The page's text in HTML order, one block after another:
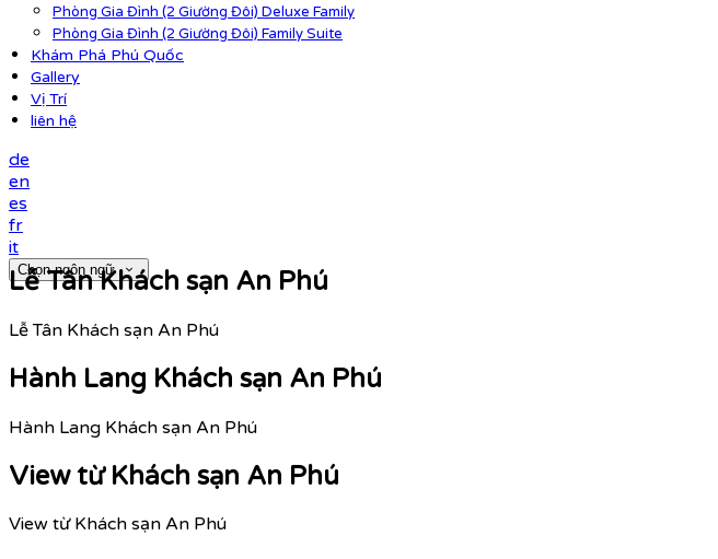
Phòng Gia Đình (2 Giường Đôi) Deluxe Family
Phòng Gia Đình (2 Giường Đôi) Family Suite
Khám Phá Phú Quốc
Gallery
Vị Trí
liên hệ
de
en
es
fr
it
Chọn ngôn ngữ
Lễ Tân Khách sạn An Phú
Lễ Tân Khách sạn An Phú
Hành Lang Khách sạn An Phú
Hành Lang Khách sạn An Phú
View từ Khách sạn An Phú
View từ Khách sạn An Phú